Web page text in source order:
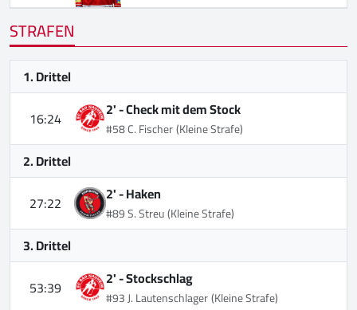
STRAFEN
1. Drittel
16:24
2' -Check mit dem Stock
#58 C. Fischer(Kleine Strafe)
2. Drittel
27:22
2' -Haken
#89 S. Streu(Kleine Strafe)
3. Drittel
53:39
2' -Stockschlag
#93 J. Lautenschlager(Kleine Strafe)